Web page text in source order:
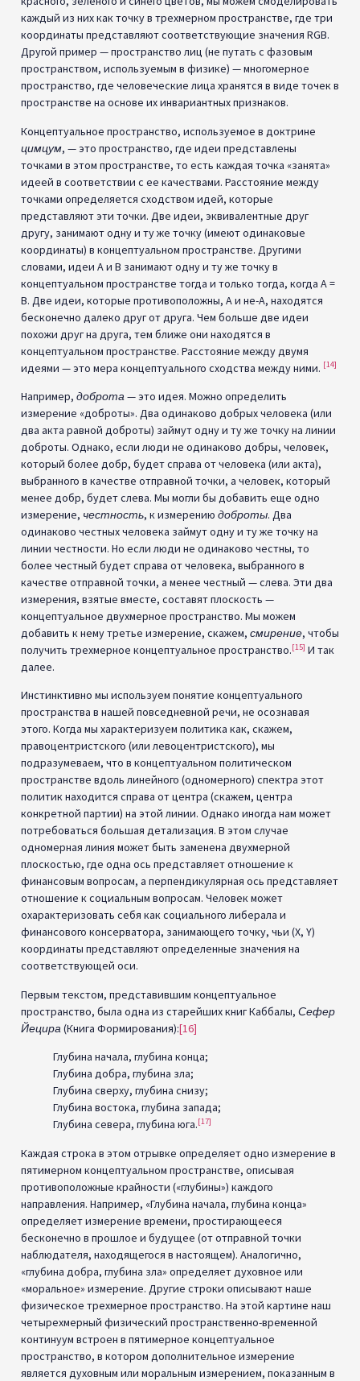
каждый из них как точку в трехмерном пространстве, где три
координаты представляют соответствующие значения RGB.
Другой пример — пространство лиц (не путать с фазовым
пространством, используемым в физике) — многомерное
пространство, где человеческие лица хранятся в виде точек в
пространстве на основе их инвариантных признаков.
Концептуальное пространство, используемое в доктрине
цимцум, — это пространство, где идеи представлены
точками в этом пространстве, то есть каждая точка «занята»
идеей в соответствии с ее качествами. Расстояние между
точками определяется сходством идей, которые
представляют эти точки. Две идеи, эквивалентные друг
другу, занимают одну и ту же точку (имеют одинаковые
координаты) в концептуальном пространстве. Другими
словами, идеи A и B занимают одну и ту же точку в
концептуальном пространстве тогда и только тогда, когда A =
B. Две идеи, которые противоположны, A и не-A, находятся
бесконечно далеко друг от друга. Чем больше две идеи
похожи друг на друга, тем ближе они находятся в
концептуальном пространстве. Расстояние между двумя
идеями — это мера концептуального сходства между ними. [14]
Например, доброта— это идея. Можно определить
измерение «доброты». Два одинаково добрых человека (или
два акта равной доброты) займут одну и ту же точку на линии
доброты. Однако, если люди не одинаково добры, человек,
который более добр, будет справа от человека (или акта),
выбранного в качестве отправной точки, а человек, который
менее добр, будет слева. Мы могли бы добавить еще одно
измерение, честность, к измерению доброты. Два
одинаково честных человека займут одну и ту же точку на
линии честности. Но если люди не одинаково честны, то
более честный будет справа от человека, выбранного в
качестве отправной точки, а менее честный — слева. Эти два
измерения, взятые вместе, составят плоскость —
концептуальное двухмерное пространство. Мы можем
добавить к нему третье измерение, скажем, смирение, чтобы
получить трехмерное концептуальное пространство.[15] И так
далее.
Инстинктивно мы используем понятие концептуального
пространства в нашей повседневной речи, не осознавая
этого. Когда мы характеризуем политика как, скажем,
правоцентристского (или левоцентристского), мы
подразумеваем, что в концептуальном политическом
пространстве вдоль линейного (одномерного) спектра этот
политик находится справа от центра (скажем, центра
конкретной партии) на этой линии. Однако иногда нам может
потребоваться большая детализация. В этом случае
одномерная линия может быть заменена двухмерной
плоскостью, где одна ось представляет отношение к
финансовым вопросам, а перпендикулярная ось представляет
отношение к социальным вопросам. Человек может
охарактеризовать себя как социального либерала и
финансового консерватора, занимающего точку, чьи (X, Y)
координаты представляют определенные значения на
соответствующей оси.
Первым текстом, представившим концептуальное
пространство, была одна из старейших книг Каббалы, Сефер
Йецира(Книга Формирования):[16]
Глубина начала, глубина конца;
Глубина добра, глубина зла;
Глубина сверху, глубина снизу;
Глубина востока, глубина запада;
Глубина севера, глубина юга.[17]
Каждая строка в этом отрывке определяет одно измерение в
пятимерном концептуальном пространстве, описывая
противоположные крайности («глубины») каждого
направления. Например, «Глубина начала, глубина конца»
определяет измерение времени, простирающееся
бесконечно в прошлое и будущее (от отправной точки
наблюдателя, находящегося в настоящем). Аналогично,
«глубина добра, глубина зла» определяет духовное или
«моральное» измерение. Другие строки описывают наше
физическое трехмерное пространство. На этой картине наш
четырехмерный физический пространственно-временной
континуум встроен в пятимерное концептуальное
пространство, в котором дополнительное измерение
является духовным или моральным измерением, показанным в